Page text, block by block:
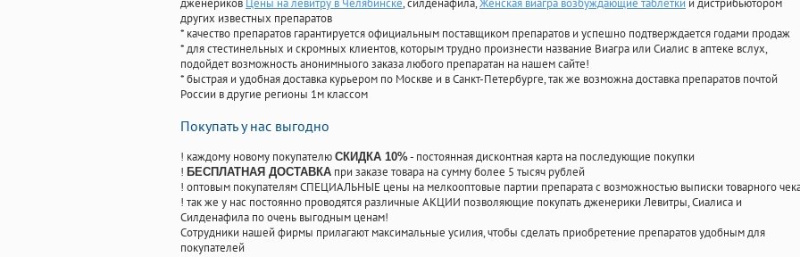
дженериков Цены на левитру в Челябинске, силденафила,Женская виагра возбуждающие таблетки и дистрибьютором
других известных препаратов
* качество препаратов гарантируется официальным поставщиком препаратов и успешно подтверждается годами продаж
* для стестинельных и скромных клиентов, которым трудно произнести название Виагра или Сиалис в аптеке вслух,
подойдет возможность анонимныого заказа любого препаратан на нашем сайте!
* быстрая и удобная доставка курьером по Москве и в Санкт-Петербурге, так же возможна доставка препаратов почтой
России в другие регионы 1м классом
Покупать у нас выгодно
! каждому новому покупателю СКИДКА 10%- постоянная дисконтная карта на последующие покупки
! БЕСПЛАТНАЯ ДОСТАВКА при заказе товара на сумму более 5 тысяч рублей
! оптовым покупателям СПЕЦИАЛЬНЫЕ цены на мелкооптовые партии препарата с возможностью выписки товарного
! так же у нас постоянно проводятся различные АКЦИИ позволяющие покупать дженерики Левитры, Сиалиса и
Силденафила по очень выгодным ценам!
Cотрудники нашей фирмы прилагают максимальные усилия, чтобы сделать приобретение препаратов удобным для
покупателей